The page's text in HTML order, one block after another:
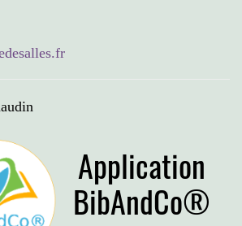
Application
BibAndCo®